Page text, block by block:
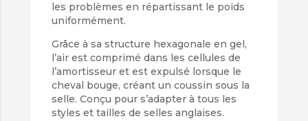
les problèmes en répartissant le poids
uniformément.
Grâce à sa structure hexagonale en gel,
l’air est comprimé dans les cellules de
l’amortisseur et est expulsé lorsque le
cheval bouge, créant un coussin sous la
selle. Conçu pour s’adapter à tous les
styles et tailles de selles anglaises.